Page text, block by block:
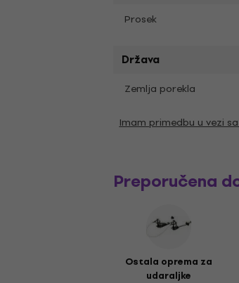
Prosek
Država
Zemlja porekla
Imam primedbu u vezi
Preporučena
Ostala oprema za
udaraljke